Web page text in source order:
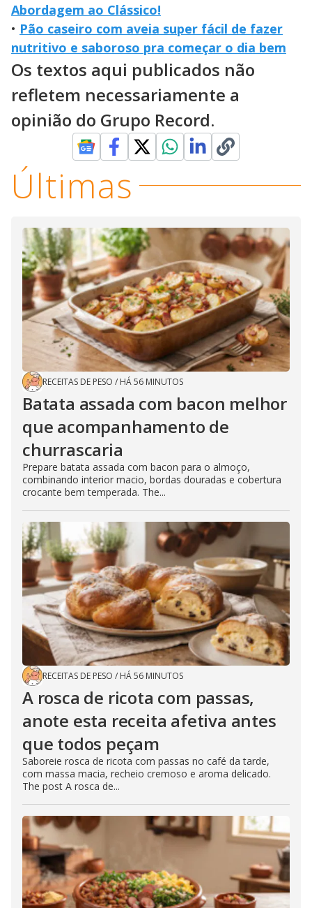
Abordagem ao Clássico!
• Pão caseiro com aveia super fácil de fazer
nutritivo e saboroso pra começar o dia bem
Os textos aqui publicados não
refletem necessariamente a
opinião do Grupo Record.
Últimas
RECEITAS DE PESO / HÁ 56 MINUTOS
Batata assada com bacon melhor
que acompanhamento de
churrascaria
Prepare batata assada com bacon para o almoço,
combinando interior macio, bordas douradas e cobertura
crocante bem temperada. The...
RECEITAS DE PESO / HÁ 56 MINUTOS
A rosca de ricota com passas,
anote esta receita afetiva antes
que todos peçam
Saboreie rosca de ricota com passas no café da tarde,
com massa macia, recheio cremoso e aroma delicado.
The post A rosca de...